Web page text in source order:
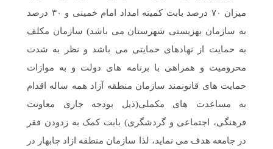
میزان ۷۰ درصد بابت کمیته امداد امام خمینی و ۳۰ درصد
به سازمان بهزیستی شهرستان می باشد) سازمان مکلف
به حمایت از نهادهای حمایتی می باشد و نظر به شدت
محرومیت و همراهی با برنامه های دولت و به موازات
حمایت های قانونمند سازمان منطقه آزاد همه ساله اقدام
به مساعدت های مکملی(ذیل بودجه جاری معاونت
فرهنگی، اجتماعی و گردشگری) بابت کمک به زدودن فقر
در جامعه هدف می نماید، لذا سازمان منطقه ازاد چابهار در